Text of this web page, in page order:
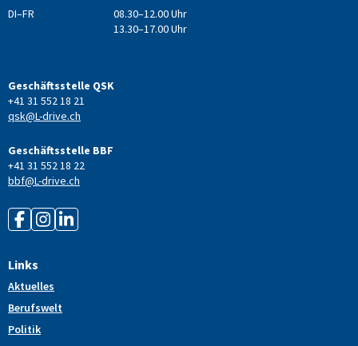
DI–FR
08.30–12.00 Uhr
13.30–17.00 Uhr
Geschäftsstelle QSK
+41 31 552 18 21
qsk@L-drive.ch
Geschäftsstelle BBF
+41 31 552 18 22
bbf@L-drive.ch
Links
Aktuelles
Berufswelt
Politik